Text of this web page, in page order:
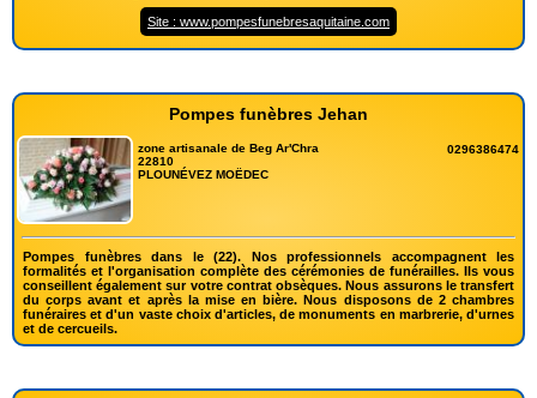
Site : www.pompesfunebresaquitaine.com
Pompes funèbres Jehan
zone artisanale de Beg Ar'Chra
22810
PLOUNÉVEZ MOËDEC
0296386474
Pompes funèbres dans le (22). Nos professionnels accompagnent les
formalités et l'organisation complète des cérémonies de funérailles. Ils vous
conseillent également sur votre contrat obsèques. Nous assurons le transfert
du corps avant et après la mise en bière. Nous disposons de 2 chambres
funéraires et d'un vaste choix d'articles, de monuments en marbrerie, d'urnes
et de cercueils.